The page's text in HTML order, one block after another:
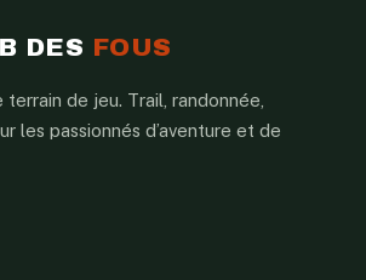
DES FOUS
de jeu. Trail, randonnée,
les passionnés d’aventure et de